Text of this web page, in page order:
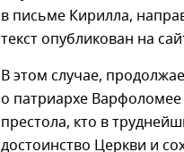
в письме Кирилла,
текст опубликован на
В этом случае,
о патриархе Варфоломее
престола, кто в
достоинство Церкви и